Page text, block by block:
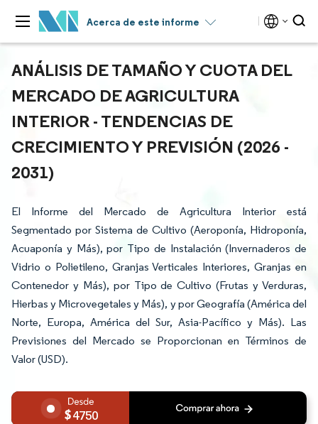
Acerca de este informe
ANÁLISIS DE TAMAÑO Y CUOTA DEL
MERCADO DE AGRICULTURA
INTERIOR - TENDENCIAS DE
CRECIMIENTO Y PREVISIÓN (2026 -
2031)
El Informe del Mercado de Agricultura Interior está
Segmentado por Sistema de Cultivo (Aeroponía, Hidroponía,
Acuaponía y Más), por Tipo de Instalación (Invernaderos de
Vidrio o Polietileno, Granjas Verticales Interiores, Granjas en
Contenedor y Más), por Tipo de Cultivo (Frutas y Verduras,
Hierbas y Microvegetales y Más), y por Geografía (América del
Norte, Europa, América del Sur, Asia-Pacífico y Más). Las
Previsiones del Mercado se Proporcionan en Términos de
Valor (USD).
4750